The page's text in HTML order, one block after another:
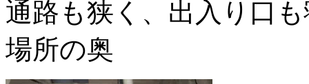
通路も狭く、出入り口
場所の奥